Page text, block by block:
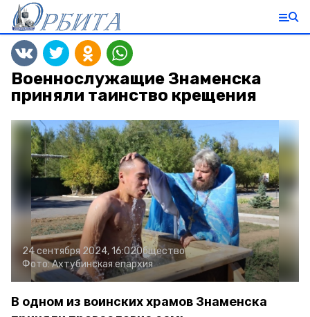
Военнослужащие Знаменска
приняли таинство крещения
24 сентября 2024, 16:02Общество
Фото:Ахтубинская епархия
В одном из воинских храмов Знаменска